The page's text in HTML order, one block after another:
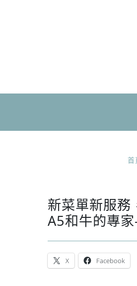
首
新菜單新服務
A5和牛的專
X Facebook